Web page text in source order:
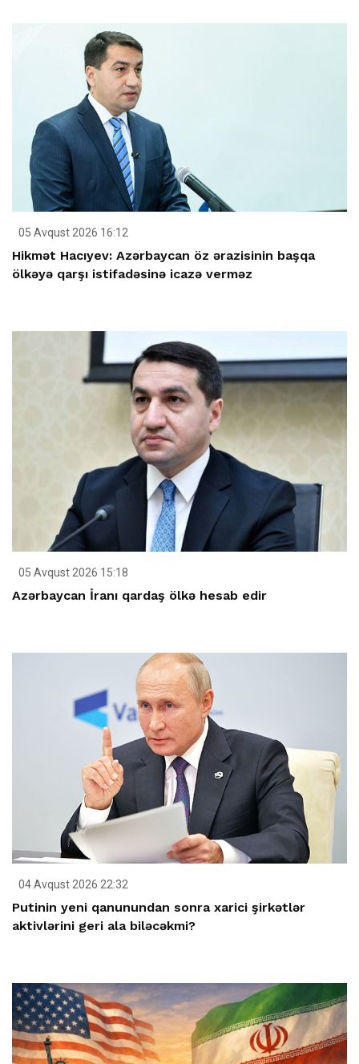
05 Avqust 2026 16:12
Hikmət Hacıyev: Azərbaycan öz ərazisinin başqa
ölkəyə qarşı istifadəsinə icazə verməz
05 Avqust 2026 15:18
Azərbaycan İranı qardaş ölkə hesab edir
04 Avqust 2026 22:32
Putinin yeni qanunundan sonra xarici şirkətlər
aktivlərini geri ala biləcəkmi?